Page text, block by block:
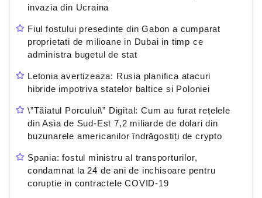
invazia din Ucraina
Fiul fostului presedinte din Gabon a cumparat
proprietati de milioane in Dubai in timp ce
administra bugetul de stat
Letonia avertizeaza: Rusia planifica atacuri
hibride impotriva statelor baltice si Poloniei
\”Tăiatul Porcului\” Digital: Cum au furat rețelele
din Asia de Sud-Est 7,2 miliarde de dolari din
buzunarele americanilor îndrăgostiți de crypto
Spania: fostul ministru al transporturilor,
condamnat la 24 de ani de inchisoare pentru
coruptie in contractele COVID-19